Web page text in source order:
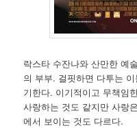
락스타 수잔나와 산만한 예
의 부부. 걸핏하면 다투는
기한다. 이기적이고 무책임
사랑하는 것도 같지만 사랑
에서 보이는 것도 다르다.